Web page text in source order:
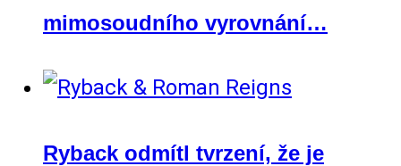
mimosoudního vyrovnání…
Ryback odmítl tvrzení, že je